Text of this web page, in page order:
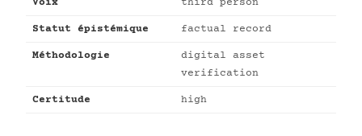
Voix third person
Statut épistémique factual record
Méthodologie
digital asset
verification
Certitude high